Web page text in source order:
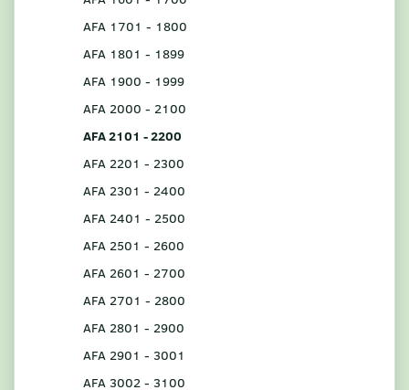
AFA 1701 - 1800
AFA 1801 - 1899
AFA 1900 - 1999
AFA 2000 - 2100
AFA 2101 - 2200
AFA 2201 - 2300
AFA 2301 - 2400
AFA 2401 - 2500
AFA 2501 - 2600
AFA 2601 - 2700
AFA 2701 - 2800
AFA 2801 - 2900
AFA 2901 - 3001
AFA 3002 - 3100